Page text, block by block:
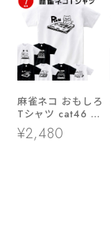
麻雀ネコ おもしろ
Tシャツ cat46 国
士無双 緑一色 大
三元 九連宝燈 ロ
¥2,480